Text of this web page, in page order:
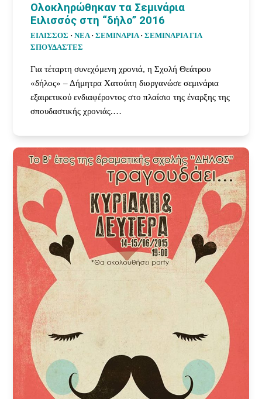
Ολοκληρώθηκαν τα Σεμινάρια
Ειλισσός στη “δήλο” 2016
ΕΙΛΙΣΣΟΣ ·ΝΕΑ·ΣΕΜΙΝΑΡΙΑ·ΣΕΜΙΝΆΡΙΑ ΓΙΑ
ΣΠΟΥΔΑΣΤΈΣ
Για τέταρτη συνεχόμενη χρονιά, η Σχολή Θεάτρου
«δήλος» – Δήμητρα Χατούπη διοργανώσε σεμινάρια
εξαιρετικού ενδιαφέροντος στο πλαίσιο της έναρξης της
σπουδαστικής χρονιάς.…